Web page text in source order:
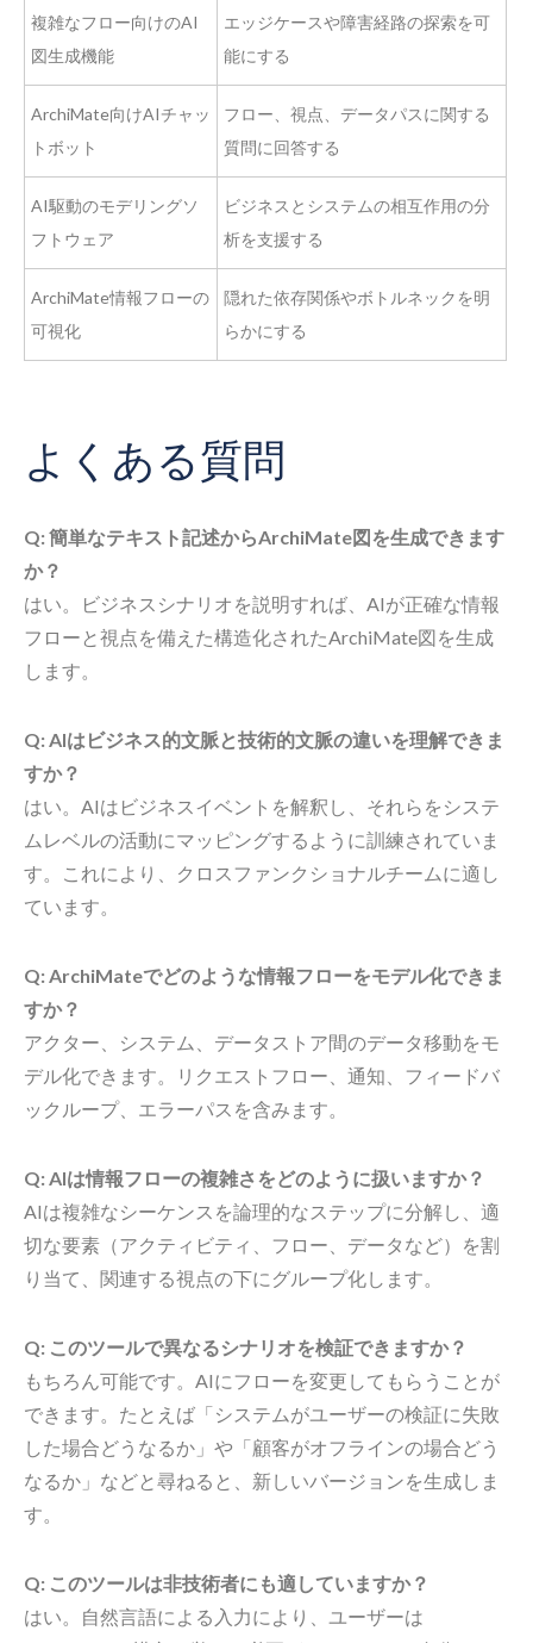
複雑なフロー向けのAI
図生成機能
エッジケースや障害経路の探索を可
能にする
ArchiMate向けAIチャッ
トボット
フロー、視点、データパスに関する
質問に回答する
AI駆動のモデリングソ
フトウェア
ビジネスとシステムの相互作用の分
析を支援する
ArchiMate情報フローの
可視化
隠れた依存関係やボトルネックを明
らかにする
よくある質問
Q: 簡単なテキスト記述からArchiMate図を生成できます
か？
はい。ビジネスシナリオを説明すれば、AIが正確な情報
フローと視点を備えた構造化されたArchiMate図を生成
します。
Q: AIはビジネス的文脈と技術的文脈の違いを理解できま
すか？
はい。AIはビジネスイベントを解釈し、それらをシステ
ムレベルの活動にマッピングするように訓練されていま
す。これにより、クロスファンクショナルチームに適し
ています。
Q: ArchiMateでどのような情報フローをモデル化できま
すか？
アクター、システム、データストア間のデータ移動をモ
デル化できます。リクエストフロー、通知、フィードバ
ックループ、エラーパスを含みます。
Q: AIは情報フローの複雑さをどのように扱いますか？
AIは複雑なシーケンスを論理的なステップに分解し、適
切な要素（アクティビティ、フロー、データなど）を割
り当て、関連する視点の下にグループ化します。
Q: このツールで異なるシナリオを検証できますか？
もちろん可能です。AIにフローを変更してもらうことが
できます。たとえば「システムがユーザーの検証に失敗
した場合どうなるか」や「顧客がオフラインの場合どう
なるか」などと尋ねると、新しいバージョンを生成しま
す。
Q: このツールは非技術者にも適していますか？
はい。自然言語による入力により、ユーザーは